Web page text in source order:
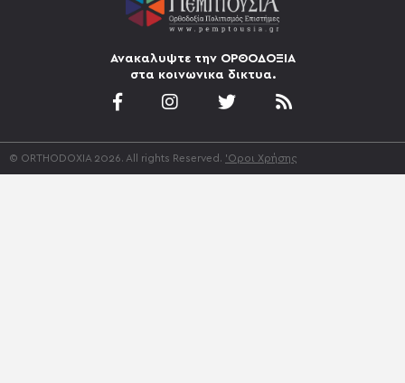
Ανακαλυψτε την ΟΡΘΟΔΟΞΙΑ
στα κοινωνικα δικτυα.
© ORTHODOXIA 2026. All rights Reserved. 'Οροι Χρήσης